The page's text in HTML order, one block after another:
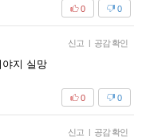
0
0
신고 | 공감 확인
지 실망
0
0
신고 | 공감 확인